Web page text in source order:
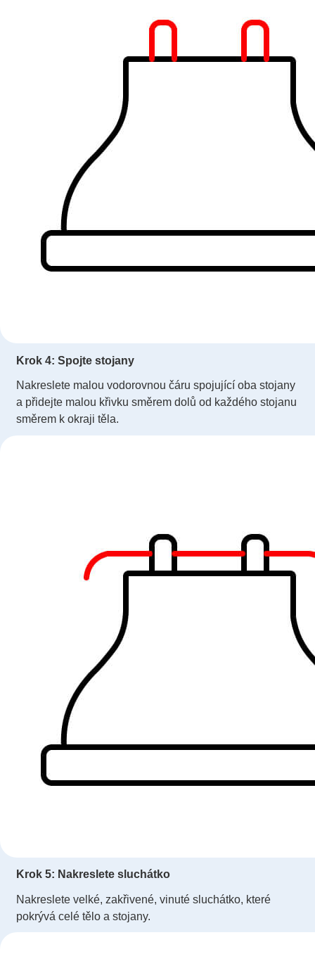
Krok 4: Spojte stojany
Nakreslete malou vodorovnou čáru spojující oba stojany
a přidejte malou křivku směrem dolů od každého stojanu
směrem k okraji těla.
Krok 5: Nakreslete sluchátko
Nakreslete velké, zakřivené, vinuté sluchátko, které
pokrývá celé tělo a stojany.